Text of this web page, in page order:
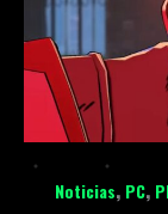
Noticias, PC,